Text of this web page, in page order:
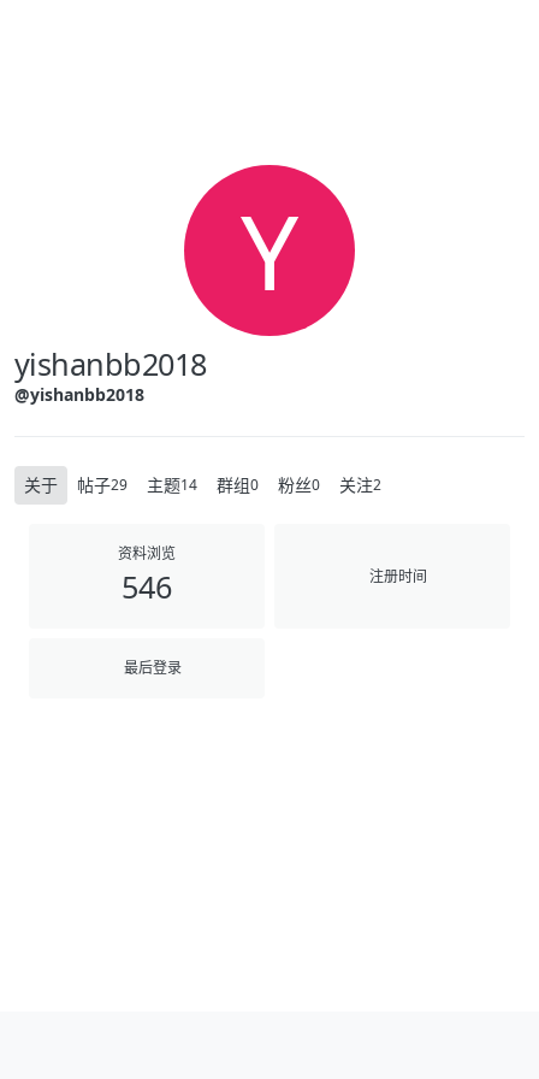
Y
yishanbb2018
@yishanbb2018
关于 帖子29 主题14 群组0 粉丝0 关注2
资料浏览
546 注册时间
最后登录